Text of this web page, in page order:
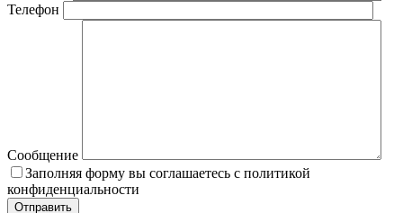
Телефон
Сообщение
Заполняя форму вы соглашаетесь с политикой
конфиденциальности